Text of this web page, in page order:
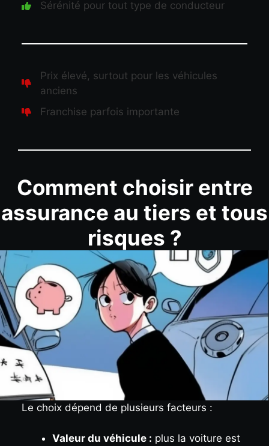
Sérénité pour tout type de conducteur
Prix élevé, surtout pour les véhicules
anciens
Franchise parfois importante
Comment choisir entre
assurance au tiers et tous
risques ?
Le choix dépend de plusieurs facteurs :
Valeur du véhicule : plus la voiture est